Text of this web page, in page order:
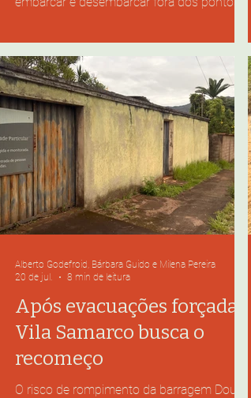
mudança, a política pública ainda é pouco
conhecida por suas principais beneficiárias.
Como forma de ampliar a segurança nos
deslocamentos noturnos, a Lei garante às
mulheres o direito de embarcar e
desembarcar fora dos pontos de ônibus do
município entre 21h e 5h em Mariana
Embora
Após evacuações forçadas,
Vila Samarco busca o
recomeço
O risco de rompimento da barragem Doutor,
Alberto Godefroid, Bárbara Guido e Milena Pereira
20 de jul.
8 min de leitura